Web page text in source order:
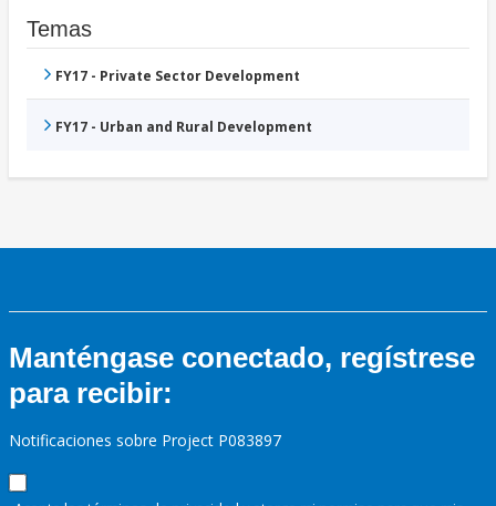
Temas
FY17 - Private Sector Development
FY17 - Urban and Rural Development
Manténgase conectado, regístrese
para recibir:
Notificaciones sobre Project P083897